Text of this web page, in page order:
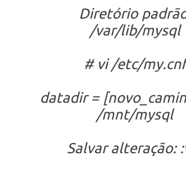
Diretório
/var/lib/mysql
# vi /etc/my.cnf
datadir =
/mnt/mysql
Salvar alteração: